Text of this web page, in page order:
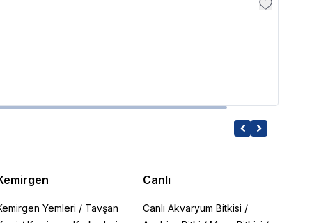
Yemleri / Tavşan
Canlı
Canlı Akvaryum Bitkisi /